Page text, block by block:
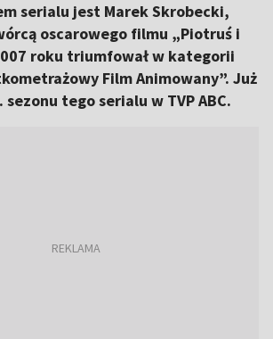
serialu jest Marek Skrobecki,
oscarowego filmu „Piotruś i
roku triumfował w kategorii
Film Animowany”. Już
tego serialu w TVP ABC.